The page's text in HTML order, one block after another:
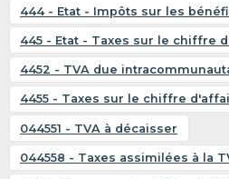
444 - Etat - Impôts sur les
445 - Etat - Taxes sur le chiffre
4452 - TVA due
4455 - Taxes sur le chiffre
044551 - TVA à décaisser
044558 - Taxes assimilées à la